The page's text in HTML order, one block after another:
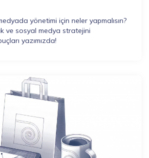
yönetimi için neler yapmalısın?
ve sosyal medya stratejini
yazımızda!